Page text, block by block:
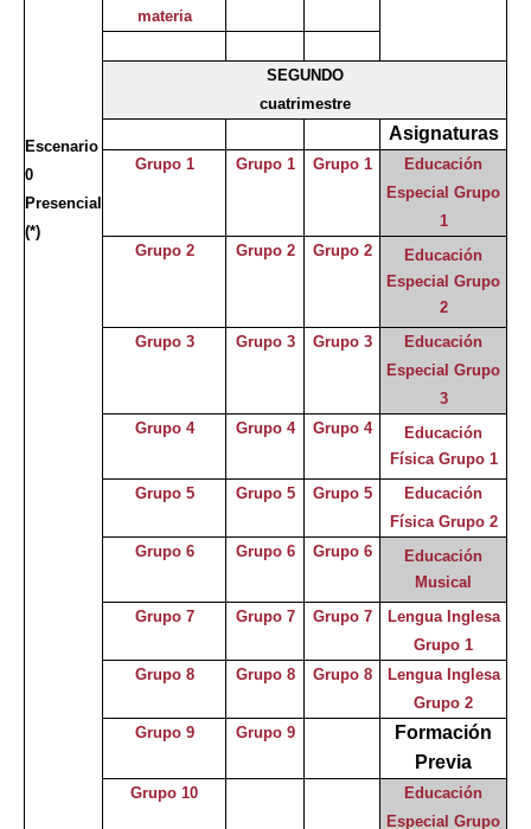
Escenario
0
Presencial
(*)
materia
SEGUNDO
cuatrimestre
Asignaturas
Grupo 1 Grupo 1 Grupo 1
Educación
Especial Grupo
1
Grupo 2
Grupo 2 Grupo 2
Educación
Especial Grupo
2
Grupo 3
Grupo 3 Grupo 3
Educación
Especial Grupo
3
Grupo 4
Grupo 4 Grupo 4
Educación
Física Grupo 1
Grupo 5
Grupo 5 Grupo 5
Educación
Física Grupo 2
Grupo 6
Grupo 6 Grupo 6
Educación
Musical
Grupo 7
Grupo 7 Grupo 7
Lengua Inglesa
Grupo 1
Grupo 8
Grupo 8 Grupo 8
Lengua Inglesa
Grupo 2
Grupo 9
Grupo 9
Formación
Previa
Grupo 10
Educación
Especial Grupo